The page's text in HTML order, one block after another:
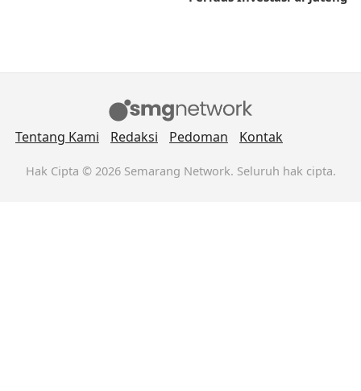
Tentang Kami Redaksi Pedoman Kontak
Hak Cipta © 2026 Semarang Network. Seluruh hak cipta.